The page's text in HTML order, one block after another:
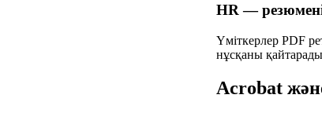
HR —
Үміткерлер PDF
нұсқаны
Acrobat